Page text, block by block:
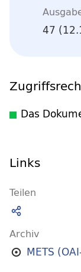
47
Das
Links
Teilen
Archiv
METS